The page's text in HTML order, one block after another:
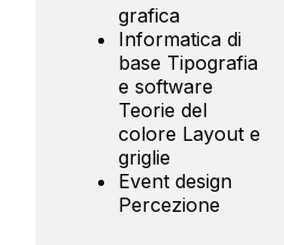
grafica
Informatica di
base Tipografia
e software
Teorie del
colore Layout e
griglie
Event design
Percezione
branding web